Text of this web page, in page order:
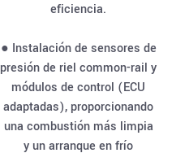
eficiencia.
● Instalación de sensores de
presión de riel common-rail y
módulos de control (ECU
adaptadas), proporcionando
una combustión más limpia
y un arranque en frío